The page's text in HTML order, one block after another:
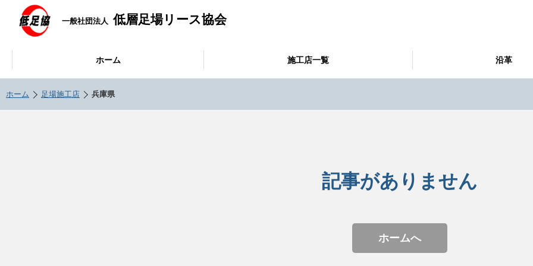
一般社団法人 低層足場リース協会
ホーム 施工店一覧 沿革
ホーム 足場施工店 兵庫県
記事がありません
ホームへ